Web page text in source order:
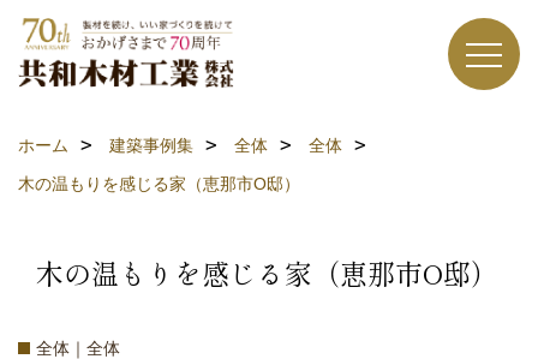
ホーム 建築事例集 全体
全体
木の温もりを感じる家（恵那市O邸）
木の温もりを感じる家（恵那市O邸）
全体｜全体